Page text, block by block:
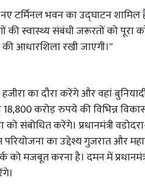
नए टर्मिनल भवन का उद्घाटन
की स्वास्थ्य संबंधी जरूरतों को पूरा
आधारशिला रखी जाएगी।''
का दौरा करेंगे और वहां
करोड़ रुपये की विभिन्न
करेंगे। प्रधानमंत्री
का उद्देश्य गुजरात और
मजबूत करना है। दमन में